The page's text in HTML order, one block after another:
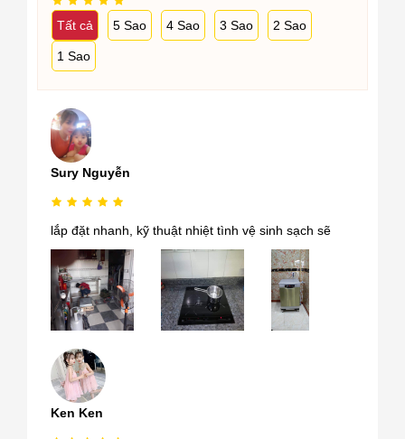
Tất cả 5 Sao 4 Sao 3 Sao 2 Sao
1 Sao
Sury Nguyễn
lắp đặt nhanh, kỹ thuật nhiệt tình vệ sinh sạch sẽ
Ken Ken